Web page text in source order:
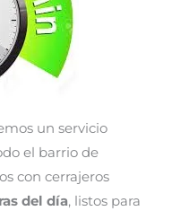
un servicio
el barrio de
con cerrajeros
del día, listos para